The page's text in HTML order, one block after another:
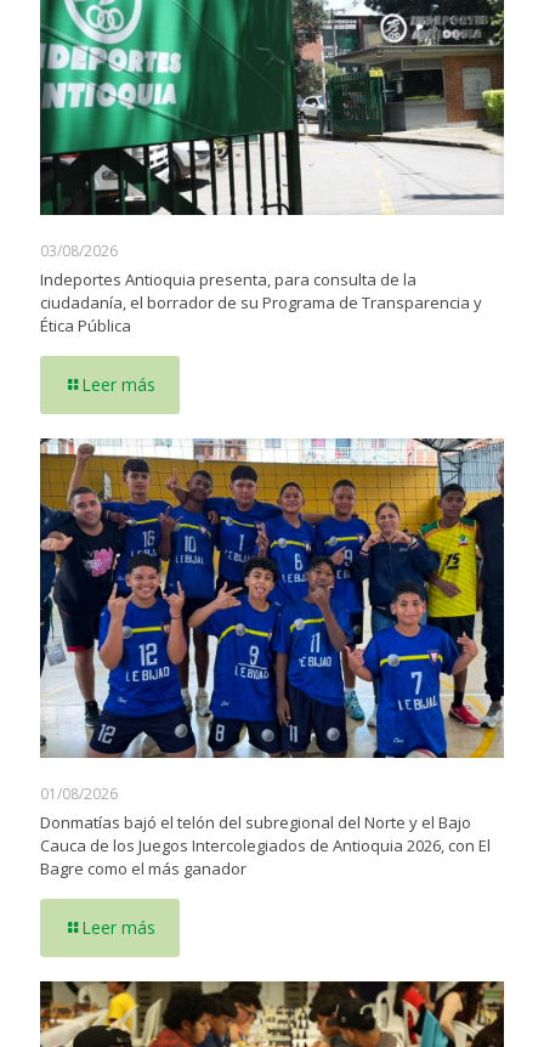
03/08/2026
Indeportes Antioquia presenta, para consulta de la
ciudadanía, el borrador de su Programa de Transparencia y
Ética Pública
Leer más
01/08/2026
Donmatías bajó el telón del subregional del Norte y el Bajo
Cauca de los Juegos Intercolegiados de Antioquia 2026, con El
Bagre como el más ganador
Leer más